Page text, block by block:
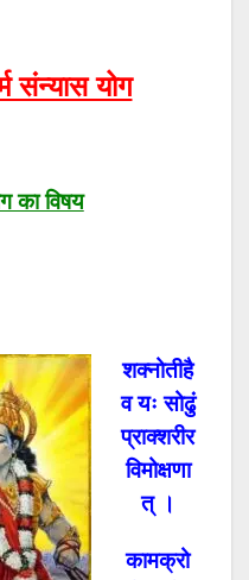
संन्यास योग
का विषय
शक्नोतीहै
व यः सोढुं
प्राक्शरीर
विमोक्षणा
त् ।
कामक्रो